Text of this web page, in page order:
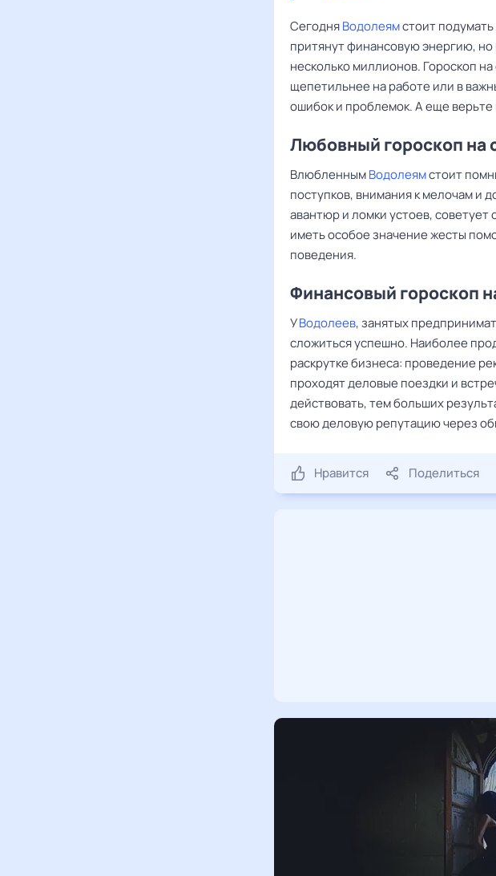
СегодняВодолеямстоит
притянут финансовую энергию, но
несколько миллионов. Гороскоп
щепетильнее на работе или в
ошибок и проблемок. А еще верьте
Любовный гороскоп на
ВлюбленнымВодолеямстоит
поступков, внимания к мелочам и
авантюр и ломки устоев, советует
иметь особое значение жесты
поведения.
Финансовый гороскоп
УВодолеев, занятых
сложиться успешно. Наиболее
раскрутке бизнеса: проведение
проходят деловые поездки и
действовать, тем больших
свою деловую репутацию через
Нравится Поделиться